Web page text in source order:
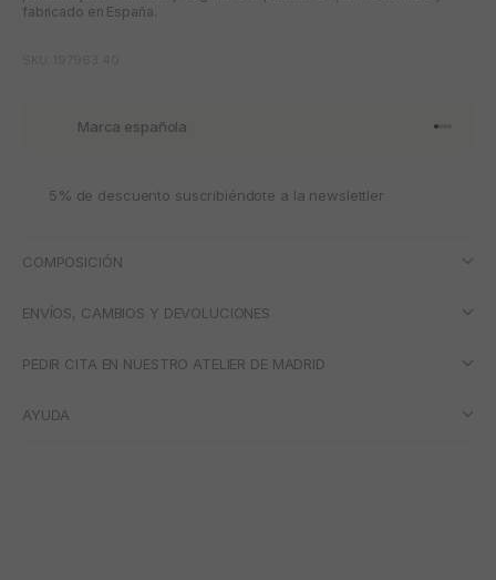
fabricado en España.
Marca española Ir al
Ir al
5% de descuento suscribiéndote a la newslettler
COMPOSICIÓN
ENVÍOS, CAMBIOS Y DEVOLUCIONES
PEDIR CITA EN NUESTRO ATELIER DE MADRID
AYUDA